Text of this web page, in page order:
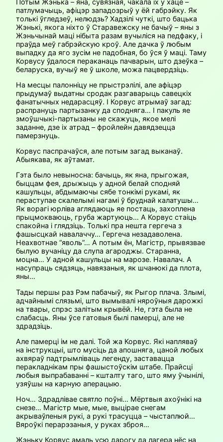
патлумачыць, афіцэр западозрыў у ёй габрэйку. Як
толькі ўгледзеў, нелюдзь? Хадзілі чуткі, што бацька
Жэнькі, якога ніхто ў Старавежску не бачыў – яны з
Жэньчынай маці нібыта разам вучыліся на педфаку, і
праўда меў габрэйскую кроў. Але дачка ў любым
выпадку да яго зусім не падобная, бо ўся ў маці. Таму
Корвусу ўдалося пераканаць пачварын, што дзеўка –
беларуска, вучыў яе ў школе, можа пацвердзіць.
На месцы палонніцу не прыстрэлілі, але афіцэр
прыдумаў выдатны сродак разгаварыць савецкіх
фанатычных недарасцяў. І Корвус атрымаў загад:
распрануць партызанку да сподняга… І пакуль яе
змоўшчыкі-партызаны не скажуць, якое мелі
заданне, дзе іх атрад – фройлейн давядзецца
памерзнуць.
Корвус паспрачаўся, але потым загад выканаў.
Абыякава, як аўтамат.
Гэта было невыносна: бачыць, як яна, прыгожая,
быццам фея, дрыжыць у адной белай сподняй
кашульцы, абдымаючы сябе тонкімі рукамі, як
пераступае скалелымі нагамі ў бруднай калатушы…
Як ворагі юрліва аглядаюць яе постаць, захоплена
прыцмокваюць, груба жартуюць… А Корвус стаіць
спакойна і глядзіць. Толькі пра нешта гергеча з
фашысцкай навалаччу… Гергеча незадаволена.
Неахвотнае “яволь”… А потым ён, Магістр, прывязвае
былую вучаніцу да слупа агароджы. Старанна,
моцна… У адной кашульцы на марозе. Навалач. А
насупраць сядзяць, навязаныя, як шчанюкі да плота,
яны…
Тады першы раз Рэм пабачыў, як Рыгор плача. Злымі,
адчайнымі слязь­мі, што вымывалі няроўныя дарожкі
на твары, спрэс залітым крывёй. Не, гэта была не
слабасць. Яны ўсе гатовыя былі памерці, але не
здрадзіць.
Але памерці ім не далі. Той жа Корвус. Які напляваў
на інструкцыі, што мусіць да апошняга, цаной любых
ахвяраў падтрымліваць легенду, заставацца
перакладнікам пры фашыстоўскім штабе. Прайсці
любыя выпрабаванні – кшталту таго, што яму ўчынілі,
узяўшы на карную аперацыю.
Ноч… Здрадлівае святло поўні… Мёртвыя ахоўнікі на
снезе… Магістр мые, мые, выцірае снегам
акрываўленыя рукі, а рукі трасуцца – чыстаплюй…
Вяроўкі перарэзаныя, у руках зброя…
Жэньку Корвус амаль усю дарогу да лагера нёс на